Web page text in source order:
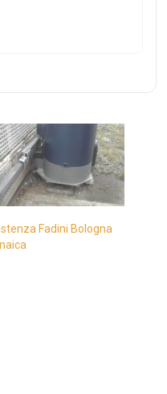
Fadini Bologna